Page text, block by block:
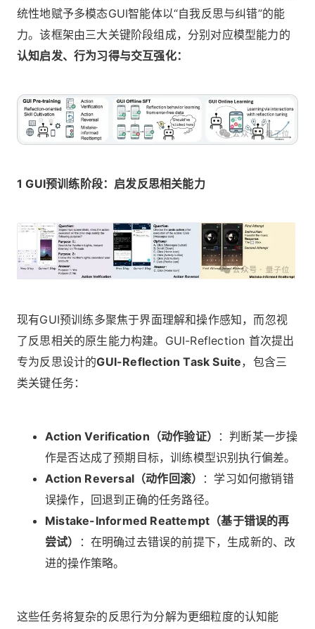
统性地赋予多模态GUI智能体以“自我反思与纠错”的能
力。该框架由三大关键阶段组成，分别对应模型能力的
认知启发、行为习得与交互强化：
1 GUI预训练阶段：启发反思相关能力
现有GUI预训练多聚焦于界面理解和操作感知，而忽视
了反思相关的原生能力构建。GUI-Reflection 首次提出
专为反思设计的GUI-Reflection Task Suite，包含三
类关键任务：
Action Verification（动作验证）
：判断某一步操
作是否达成了预期目标，训练模型识别执行偏差。
Action Reversal（动作回滚）
：学习如何撤销错
误操作，回退到正确的任务路径。
Mistake-Informed Reattempt（基于错误的再
尝试）
：在明确过去错误的前提下，生成新的、改
进的操作策略。
这些任务将复杂的反思行为分解为更细粒度的认知能